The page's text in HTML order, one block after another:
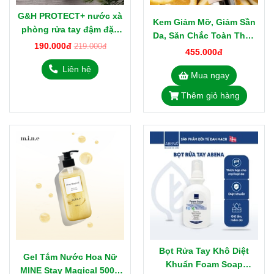
G&H PROTECT+ nước xà
phòng rửa tay đậm đặc
Amway
190.000đ 219.000đ
Liên hệ
Kem Giảm Mỡ, Giảm Sần
Da, Săn Chắc Toàn Thân
Experalta Platinum The
Nga 150ml
455.000đ
Mua ngay
Thêm giỏ hàng
Gel Tắm Nước Hoa Nữ
MINE Stay Magical 500g
Bọt Rửa Tay Khô Diệt
Khuẩn Foam Soap